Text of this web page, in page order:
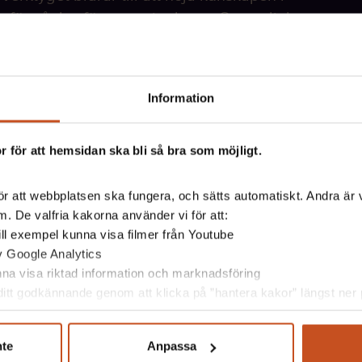
Information
för att hemsidan ska bli så bra som möjligt.
att webbplatsen ska fungera, och sätts automatiskt. Andra är
De valfria kakorna använder vi för att:
exempel kunna visa filmer från Youtube
Google Analytics
visa riktad information och marknadsföring
godkännande genom att klicka på ”hantera kakor” längst ner
Anpassa
förståelse för stress i arbetet. Stressdialogen
perspektiv
är.
Här finns korta
grupp att starta en
Dialogen bidrar till
Lär er känna
Får koll på